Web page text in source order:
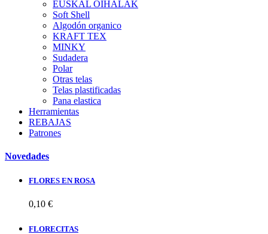
EUSKAL OIHALAK
Soft Shell
Algodón organico
KRAFT TEX
MINKY
Sudadera
Polar
Otras telas
Telas plastificadas
Pana elastica
Herramientas
REBAJAS
Patrones
Novedades
FLORES EN ROSA
0,10 €
FLORECITAS